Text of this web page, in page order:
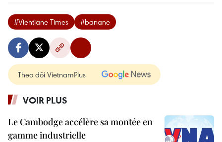
#Vientiane Times #banane
Theo dõi VietnamPlus
VOIR PLUS
Le Cambodge accélère sa montée en
gamme industrielle